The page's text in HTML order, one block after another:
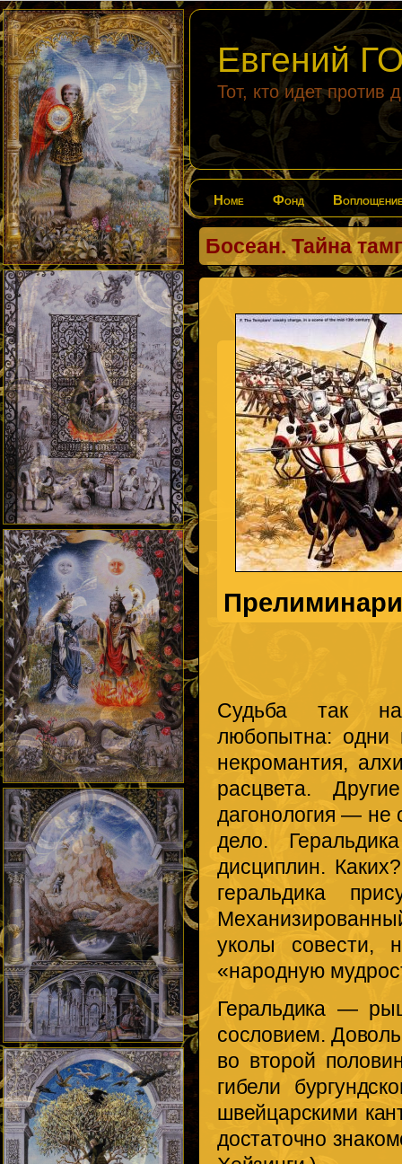
Евгений
Тот, кто идет против
Home Фонд
Босеан. Тайна
Судьба так
любопытна: одни
некромантия,
расцвета.
дагонология — не
дело.
дисциплин.
геральдика
уколы совести,
«народную
Геральдика —
сословием.
во второй
гибели
швейцарскими
достаточно